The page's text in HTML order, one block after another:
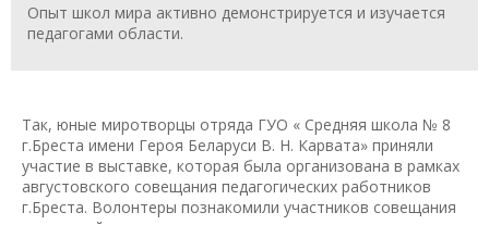
Опыт школ мира активно демонстрируется и изучается
педагогами области.
Так, юные миротворцы отряда ГУО « Средняя школа № 8
г.Бреста имени Героя Беларуси В. Н. Карвата» приняли
участие в выставке, которая была организована в рамках
августовского совещания педагогических работников
г.Бреста. Волонтеры познакомили участников совещания